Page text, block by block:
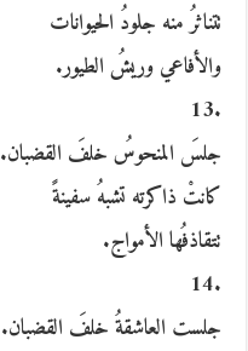
تتناثرُ منه جلودُ الحيوانات
والأفاعي وريشُ الطيور.
.13
جلسَ المنحوسُ خلفَ القضبان.
كانتْ ذاكرته تشبهُ سفينةً
تتقاذفُها الأمواج.
.14
جلست العاشقةُ خلفَ القضبان.